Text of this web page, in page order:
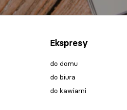
Ekspresy
do domu
do biura
do kawiarni